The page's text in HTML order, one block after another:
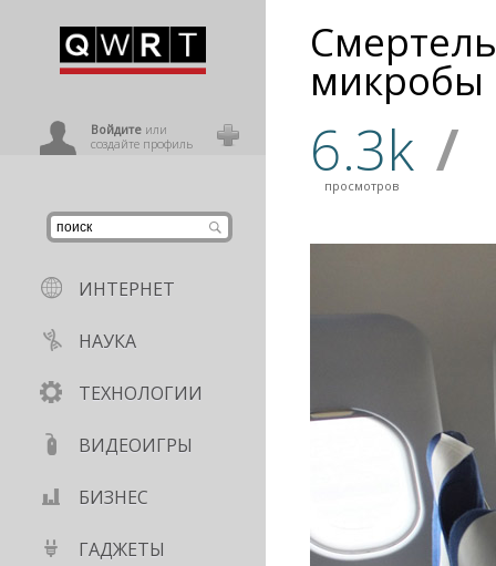
Войдитеили
создайте профиль
ИНТЕРНЕТ
НАУКА
ТЕХНОЛОГИИ
ВИДЕОИГРЫ
БИЗНЕС
ГАДЖЕТЫ
микробы
6.3k
просмотров /